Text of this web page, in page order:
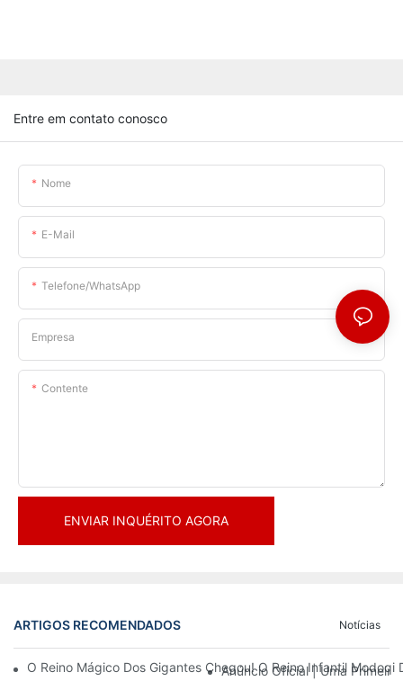
Entre em contato conosco
Nome
E-Mail
Telefone/WhatsApp
Empresa
Contente
ENVIAR INQUÉRITO AGORA
ARTIGOS RECOMENDADOS Notícias
O Reino Mágico Dos Gigantes Chegou! O Reino Infantil
Anúncio Oficial | Uma